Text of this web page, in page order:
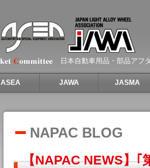
日本自動車用品・部品アフ
ASEA JAWA JASMA
NAPAC BLOG
【NAPAC NEWS】｢